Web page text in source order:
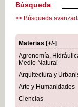
Búsqueda
>> Búsqueda
Materias [+/-]
Agronomía,
Medio Natural
Arquitectura y
Arte y Humanidades
Ciencias